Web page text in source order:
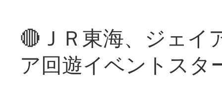
🔴ＪＲ東海、ジェイ
ア回遊イベントスタ